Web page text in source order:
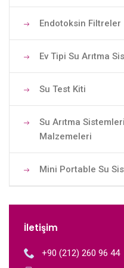
Endotoksin Filtreler
Ev Tipi Su Arıtma
Su Test Kiti
Su Arıtma
Malzemeleri
Mini Portable Su
İletişim
+90 (212) 260 96 44